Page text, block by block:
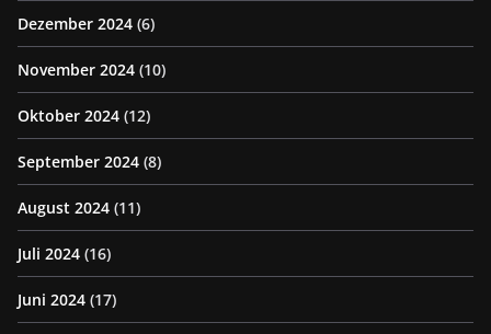
Dezember 2024 (6)
November 2024 (10)
Oktober 2024 (12)
September 2024 (8)
August 2024 (11)
Juli 2024 (16)
Juni 2024 (17)